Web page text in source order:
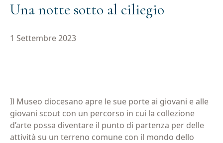
Una notte sotto al ciliegio
1 Settembre 2023
Il Museo diocesano apre le sue porte ai giovani e alle
giovani scout con un percorso in cui la collezione
d’arte possa diventare il punto di partenza per delle
attività su un terreno comune con il mondo dello